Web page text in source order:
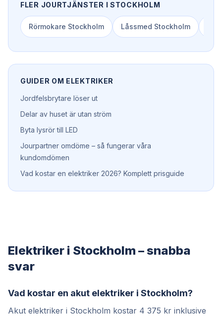
FLER JOURTJÄNSTER I STOCKHOLM
Rörmokare Stockholm Låssmed Stockholm
GUIDER OM ELEKTRIKER
Jordfelsbrytare löser ut
Delar av huset är utan ström
Byta lysrör till LED
Jourpartner omdöme – så fungerar våra
kundomdömen
Vad kostar en elektriker 2026? Komplett prisguide
Elektriker i Stockholm – snabba
svar
Vad kostar en akut elektriker i Stockholm?
Akut elektriker i Stockholm kostar 4 375 kr inklusive